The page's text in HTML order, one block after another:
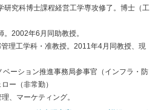
研究科博士課程経営工学専攻修了。博士（工
2002年6月同助教授。
理工学科・准教授。2011年4月同教授、現
ーション推進事務局参事官（インフラ・防
ー（非常勤）
、マーケティング。